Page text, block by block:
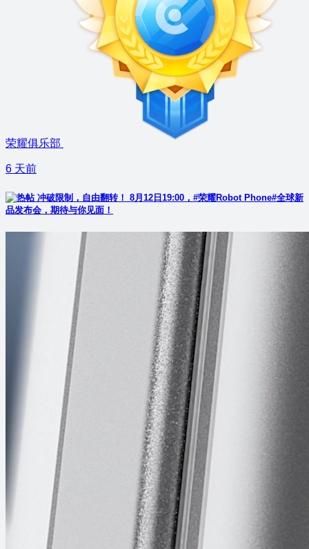
荣耀俱乐部
6 天前
冲破限制，自由翻转！ 8月12日19:00，#荣耀Robot Phone#全球新
品发布会，期待与你见面！